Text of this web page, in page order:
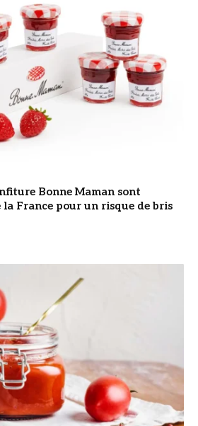
Bonne Maman sont
France pour un risque de bris